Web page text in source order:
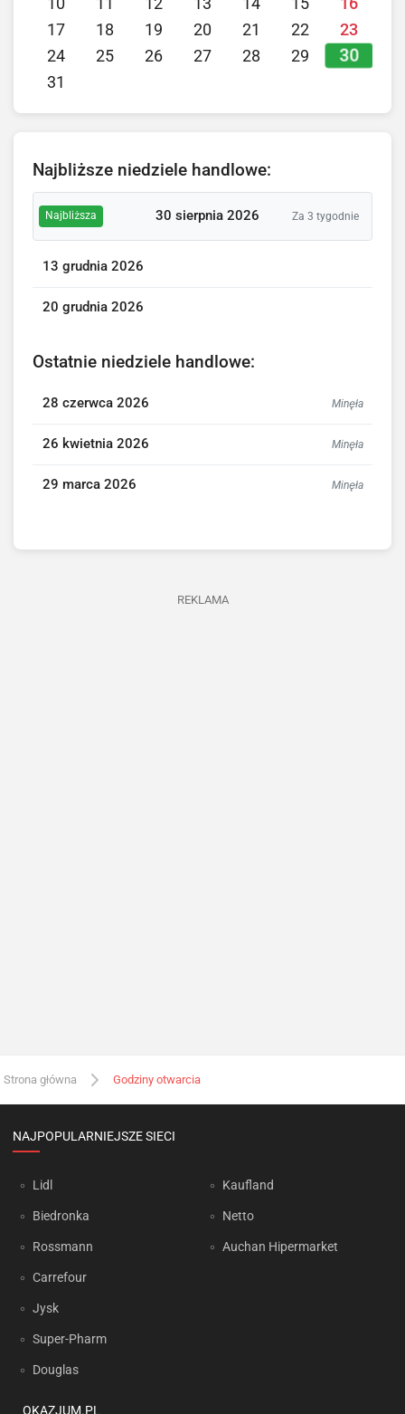
17
18 19 20 21 22
23
24
25 26 27 28 29 30
31
Najbliższe niedziele handlowe:
Najbliższa 30 sierpnia 2026 Za 3 tygodnie
13 grudnia 2026
20 grudnia 2026
Ostatnie niedziele handlowe:
28 czerwca 2026 Minęła
26 kwietnia 2026 Minęła
29 marca 2026 Minęła
REKLAMA
Strona główna Godziny otwarcia
NAJPOPULARNIEJSZE SIECI
Lidl
Biedronka
Rossmann
Carrefour
Jysk
Super-Pharm
Douglas
Kaufland
Netto
Auchan Hipermarket
OKAZJUM.PL